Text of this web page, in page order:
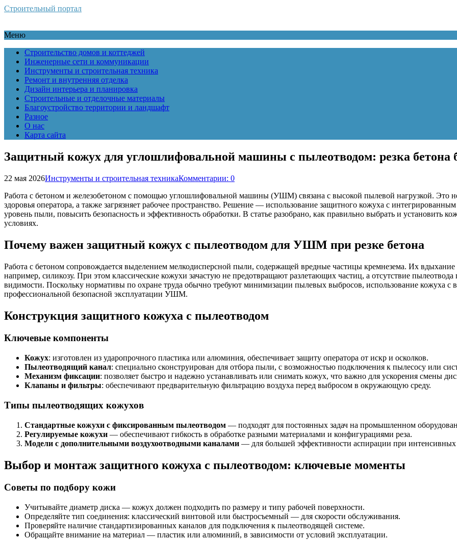
Строительный портал
Меню
Строительство домов и коттеджей
Инженерные сети и коммуникации
Инструменты и строительная техника
Ремонт и внутренняя отделка
Дизайн интерьера и планировка
Строительные и отделочные материалы
Благоустройство территории и ландшафт
Разное
О нас
Карта сайта
Защитный кожух для углошлифовальной машины с пылеотводом: резка бетона
22 мая 2026Инструменты и строительная техникаКомментарии: 0
Работа с бетоном и железобетоном с помощью углошлифовальной машины (УШМ) связана с высокой пылевой нагрузкой. Это не
здоровья оператора, а также загрязняет рабочее пространство. Решение — использование защитного кожуха с
уровень пыли, повысить безопасность и эффективность обработки. В статье разобрано, как правильно выбрать и установить
условиях.
Почему важен защитный кожух с пылеотводом для УШМ при резке бетона
Работа с бетоном сопровождается выделением мелкодисперсной пыли, содержащей вредные частицы кремнезема. Их
например, силикозу. При этом классические кожухи зачастую не предотвращают разлетающих частиц, а отсутствие
видимости. Поскольку нормативы по охране труда обычно требуют минимизации пылевых выбросов, использование кожуха
профессиональной безопасной эксплуатации УШМ.
Конструкция защитного кожуха с пылеотводом
Ключевые компоненты
Кожух: изготовлен из ударопрочного пластика или алюминия, обеспечивает защиту оператора от искр и осколков.
Пылеотводящий канал: специально сконструирован для отбора пыли, с возможностью подключения к пылесосу или
Механизм фиксации: позволяет быстро и надежно устанавливать или снимать кожух, что важно для ускорения смены
Клапаны и фильтры: обеспечивают предварительную фильтрацию воздуха перед выбросом в окружающую среду.
Типы пылеотводящих кожухов
Стандартные кожухи с фиксированным пылеотводом — подходят для постоянных задач на промышленном
Регулируемые кожухи — обеспечивают гибкость в обработке разными материалами и конфигурациями реза.
Модели с дополнительными воздухоотводными каналами — для большей эффективности аспирации при интенсивных
Выбор и монтаж защитного кожуха с пылеотводом: ключевые моменты
Советы по подбору кожи
Учитывайте диаметр диска — кожух должен подходить по размеру и типу рабочей поверхности.
Определяйте тип соединения: классический винтовой или быстросъемный — для скорости обслуживания.
Проверяйте наличие стандартизированных каналов для подключения к пылеотводящей системе.
Обращайте внимание на материал — пластик или алюминий, в зависимости от условий эксплуатации.